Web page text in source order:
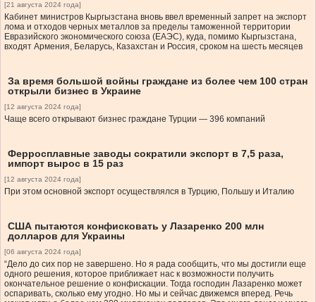
[21 августа 2024 года]
Кабинет министров Кыргызстана вновь ввел временный запрет на экспорт
лома и отходов черных металлов за пределы таможенной территории
Евразийского экономического союза (ЕАЭС), куда, помимо Кыргызстана,
входят Армения, Беларусь, Казахстан и Россия, сроком на шесть месяцев
За время большой войны граждане из более чем 100 стран
открыли бизнес в Украине
[12 августа 2024 года]
Чаще всего открывают бизнес граждане Турции — 396 компаний
Ферросплавные заводы сократили экспорт в 7,5 раза,
импорт вырос в 15 раз
[12 августа 2024 года]
При этом основной экспорт осуществлялся в Турцию, Польшу и Италию
США пытаются конфисковать у Лазаренко 200 млн
долларов для Украины
[06 августа 2024 года]
“Дело до сих пор не завершено. Но я рада сообщить, что мы достигли еще
одного решения, которое приближает нас к возможности получить
окончательное решение о конфискации. Тогда господин Лазаренко может
оспаривать, сколько ему угодно. Но мы и сейчас движемся вперед. Речь